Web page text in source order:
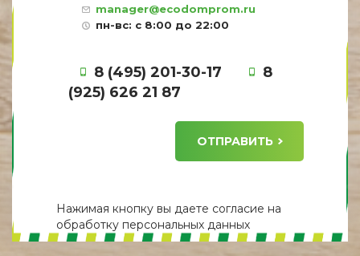
manager@ecodomprom.ru
пн-вс: с 8:00 до 22:00
8 (495) 201-30-17
8
(925) 626 21 87
ОТПРАВИТЬ
Нажимая кнопку вы даете согласие на
обработку персональных данных